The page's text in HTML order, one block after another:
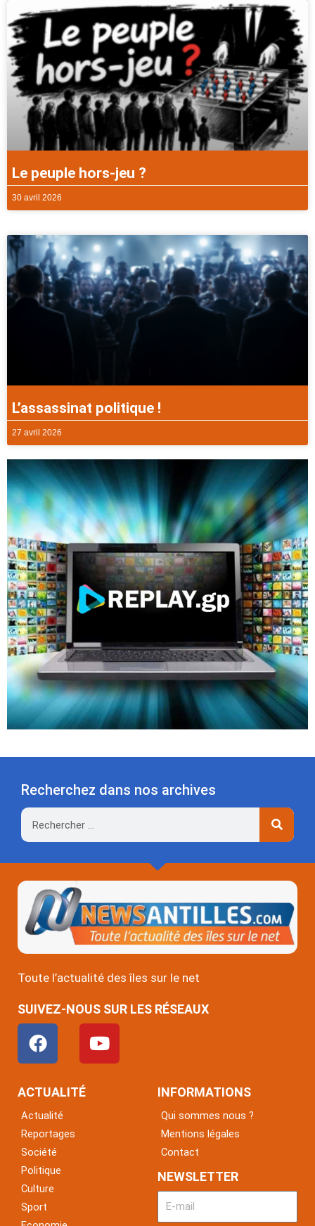
Le peuple hors-jeu ?
30 avril 2026
L’assassinat politique !
27 avril 2026
Recherchez dans nos archives
Rechercher
Toute l’actualité des îles sur le net
SUIVEZ-NOUS SUR LES RÉSEAUX
F
a
c
e
o
o
k
Y
o
u
ACTUALITÉ
Actualité
Reportages
Société
Politique
Culture
Sport
INFORMATIONS
Qui sommes nous ?
Mentions légales
Contact
NEWSLETTER